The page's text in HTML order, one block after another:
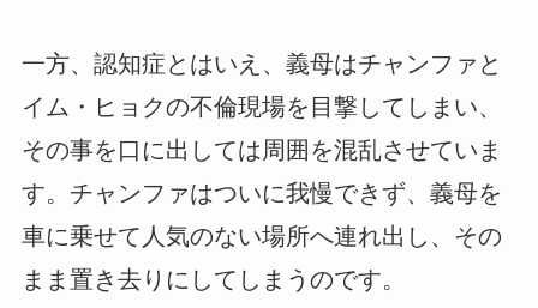
一方、認知症とはいえ、義母はチャンファと
イム・ヒョクの不倫現場を目撃してしまい、
その事を口に出しては周囲を混乱させていま
す。チャンファはついに我慢できず、義母を
車に乗せて人気のない場所へ連れ出し、その
まま置き去りにしてしまうのです。